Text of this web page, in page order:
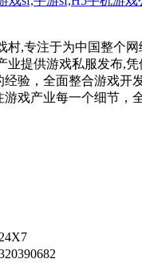
村,专注于为中国整个
业提供游戏私服发布,
验，全面整合游戏开
戏产业每一个细节，